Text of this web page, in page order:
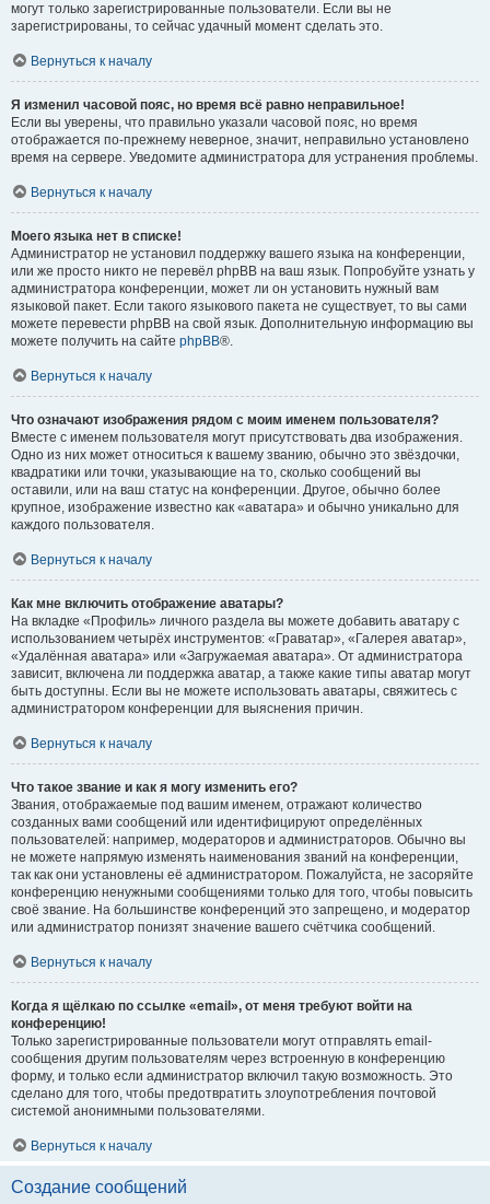
могут только зарегистрированные пользователи. Если вы не
зарегистрированы, то сейчас удачный момент сделать это.
Вернуться к началу
Я изменил часовой пояс, но время всё равно неправильное!
Если вы уверены, что правильно указали часовой пояс, но время
отображается по-прежнему неверное, значит, неправильно установлено
время на сервере. Уведомите администратора для устранения проблемы.
Вернуться к началу
Моего языка нет в списке!
Администратор не установил поддержку вашего языка на конференции,
или же просто никто не перевёл phpBB на ваш язык. Попробуйте узнать у
администратора конференции, может ли он установить нужный вам
языковой пакет. Если такого языкового пакета не существует, то вы сами
можете перевести phpBB на свой язык. Дополнительную информацию вы
можете получить на сайте phpBB®.
Вернуться к началу
Что означают изображения рядом с моим именем пользователя?
Вместе с именем пользователя могут присутствовать два изображения.
Одно из них может относиться к вашему званию, обычно это звёздочки,
квадратики или точки, указывающие на то, сколько сообщений вы
оставили, или на ваш статус на конференции. Другое, обычно более
крупное, изображение известно как «аватара» и обычно уникально для
каждого пользователя.
Вернуться к началу
Как мне включить отображение аватары?
На вкладке «Профиль» личного раздела вы можете добавить аватару с
использованием четырёх инструментов: «Граватар», «Галерея аватар»,
«Удалённая аватара» или «Загружаемая аватара». От администратора
зависит, включена ли поддержка аватар, а также какие типы аватар могут
быть доступны. Если вы не можете использовать аватары, свяжитесь с
администратором конференции для выяснения причин.
Вернуться к началу
Что такое звание и как я могу изменить его?
Звания, отображаемые под вашим именем, отражают количество
созданных вами сообщений или идентифицируют определённых
пользователей: например, модераторов и администраторов. Обычно вы
не можете напрямую изменять наименования званий на конференции,
так как они установлены её администратором. Пожалуйста, не засоряйте
конференцию ненужными сообщениями только для того, чтобы повысить
своё звание. На большинстве конференций это запрещено, и модератор
или администратор понизят значение вашего счётчика сообщений.
Вернуться к началу
Когда я щёлкаю по ссылке «email», от меня требуют войти на
конференцию!
Только зарегистрированные пользователи могут отправлять email-
сообщения другим пользователям через встроенную в конференцию
форму, и только если администратор включил такую возможность. Это
сделано для того, чтобы предотвратить злоупотребления почтовой
системой анонимными пользователями.
Вернуться к началу
Создание сообщений